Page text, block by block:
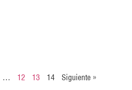
… 12 13 14 Siguiente »